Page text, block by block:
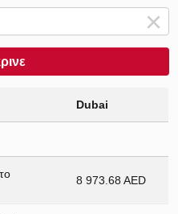
Dubai
8 973.68 AED